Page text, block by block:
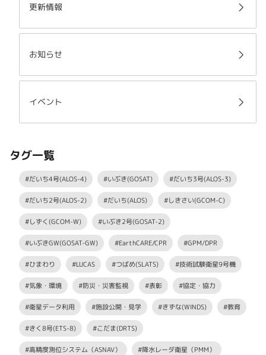
更新情報
お知らせ
イベント
タグ一覧
#だいち4号(ALOS-4) #いぶき(GOSAT) #だいち3号(ALOS-3)
#だいち2号(ALOS-2) #だいち(ALOS) #しきさい(GCOM-C)
#しずく(GCOM-W) #いぶき2号(GOSAT-2)
#いぶきGW(GOSAT-GW) #EarthCARE/CPR #GPM/DPR
#ひまわり #LUCAS #つばめ(SLATS) #技術試験衛星9号機
#気象・環境 #防災・災害監視 #表彰 #協定・協力
#衛星データ利用 #施設公開・見学 #きずな(WINDS) #教育
#きく8号(ETS-8) #こだま(DRTS)
#高精度測位システム（ASNAV） #降水レーダ衛星（PMM）